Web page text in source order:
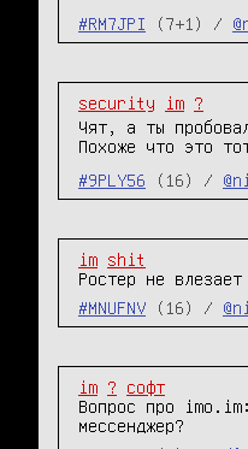
#RM7JPI
(7+1) /
security im ?
Чят, а ты
Похоже что это
#9PLY56
(16) /
im shit
Ростер не
#MNUFNV
(16) /
im ?
софт
Вопрос про
мессенджер?